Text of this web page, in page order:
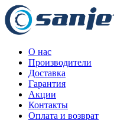
О нас
Производители
Доставка
Гарантия
Акции
Контакты
Оплата и возврат